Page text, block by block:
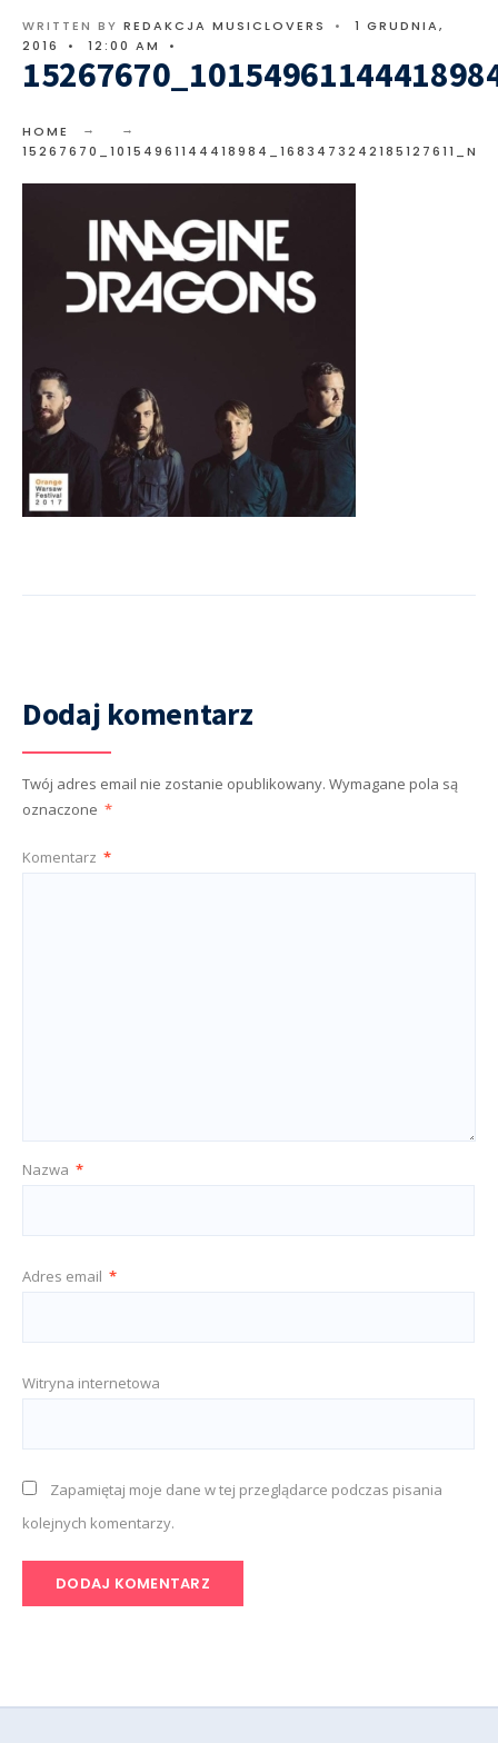
WRITTEN BY REDAKCJA MUSICLOVERS •
1 GRUDNIA,
2016
• 12:00 AM •
HOME
15267670_10154961144418984_1683473242185127611_N
Dodaj komentarz
Twój adres email nie zostanie opublikowany. Wymagane pola są
oznaczone *
Komentarz *
Nazwa *
Adres email *
Witryna internetowa
Zapamiętaj moje dane w tej przeglądarce podczas pisania
kolejnych komentarzy.